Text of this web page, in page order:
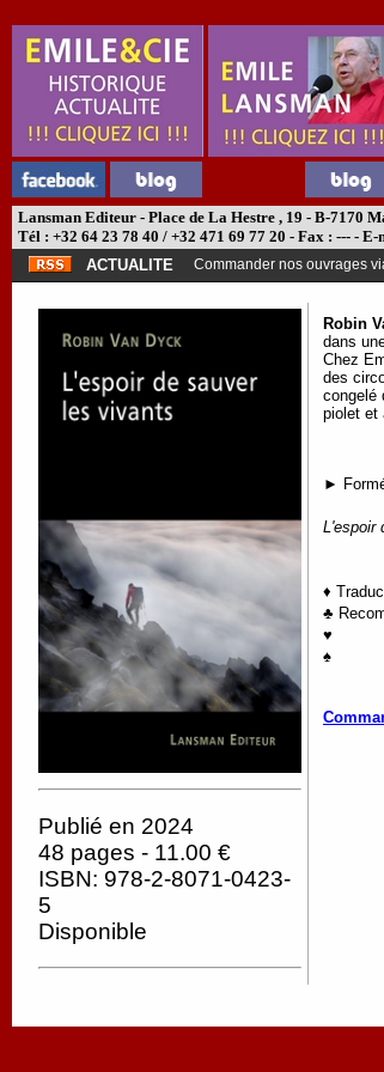
Lansman Editeur - Place de La Hestre , 19 - B-7170
Tél : +32 64 23 78 40 / +32 471 69 77 20 - Fax : --- -
ACTUALITE Commander nos ouvrages
Publié en 2024
48 pages - 11.00 €
ISBN: 978-2-8071-0423-
5
Disponible
Robin
dans
Chez
des
congelé
piolet et
►
L'espoir
♦
♣
♥
♠